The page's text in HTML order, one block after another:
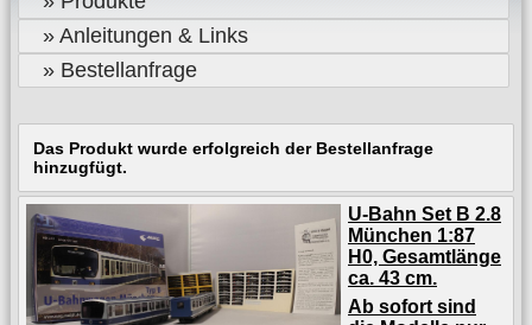
» Anleitungen & Links
» Bestellanfrage
Das Produkt wurde erfolgreich der Bestellanfrage
hinzugfügt.
U-Bahn Set B 2.8
München 1:87
H0, Gesamtlänge
ca. 43 cm.
Ab sofort sind